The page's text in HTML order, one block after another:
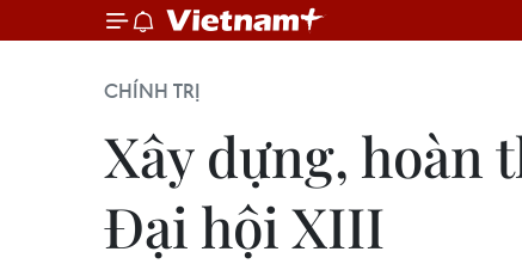
CHÍNH TRỊ
Xây dựng, hoàn
Đại hội XIII